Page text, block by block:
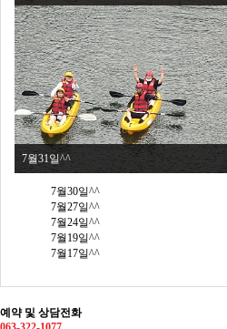
7월31일^^
7월30일^^
7월27일^^
7월24일^^
7월19일^^
7월17일^^
예약 및 상담전화